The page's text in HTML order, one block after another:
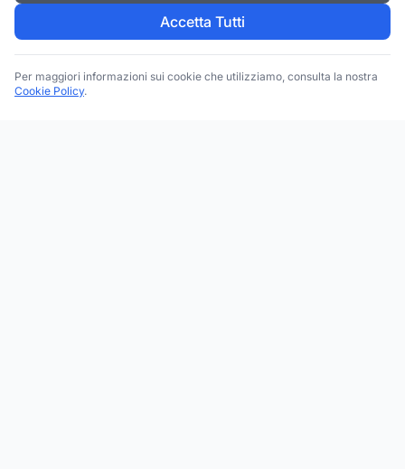
Accetta Tutti
Per maggiori informazioni sui cookie che utilizziamo, consulta la nostra
Cookie Policy.